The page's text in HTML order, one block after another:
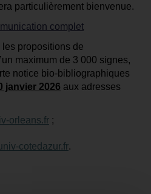
particulièrement bienvenue.
complet
propositions de
maximum de 3 000 signes,
notice bio-bibliographiques
janvier 2026 aux adresses
orleans.fr ;
cotedazur.fr.